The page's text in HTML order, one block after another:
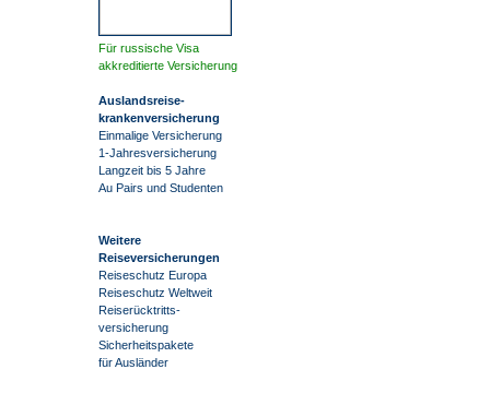
Für russische Visa
akkreditierte Versicherung
Auslandsreise-
krankenversicherung
Einmalige Versicherung
1-Jahresversicherung
Langzeit bis 5 Jahre
Au Pairs und Studenten
Weitere
Reiseversicherungen
Reiseschutz Europa
Reiseschutz Weltweit
Reiserücktritts-
versicherung
Sicherheitspakete
für Ausländer